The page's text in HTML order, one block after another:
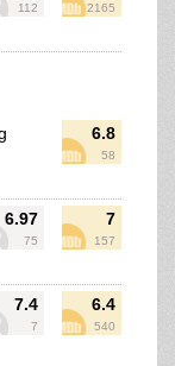
112 2165
6.8
58
6.97
75
7
157
7.4
7
6.4
540